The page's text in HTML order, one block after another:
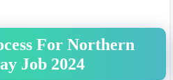
For Northern
Job 2024